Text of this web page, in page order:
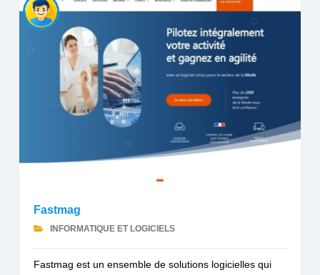
Fastmag
INFORMATIQUE ET LOGICIELS
Fastmag est un ensemble de solutions logicielles qui